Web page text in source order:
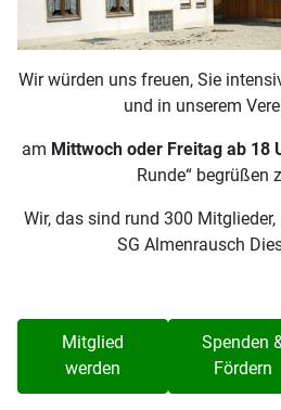
Wir würden uns freuen, Sie
und in unserem
am Mittwoch oder Freitag ab 18
Runde“ begrüßen
Wir, das sind rund 300
SG Almenrausch
Mitglied
werden
Spenden
Fördern